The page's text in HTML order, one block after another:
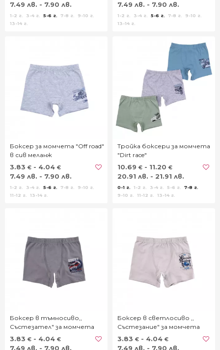
7.49 лв. - 7.90 лв.
1-2 г. 3-4 г. 5-6 г. 7-8 г.
9-10 г.
13-14 г.
7.49 лв. - 7.90 лв.
1-2 г. 3-4 г. 5-6 г. 7-8 г.
9-10 г.
13-14 г.
Боксер за момчета "Off road"
в сив меланж
3.83 € - 4.04 €
7.49 лв. - 7.90 лв.
1-2 г. 3-4 г. 5-6 г. 7-8 г.
9-10 г.
11-12 г.
13-14 г.
Тройка боксери за момчета
"Dirt race"
10.69 € - 11.20 €
20.91 лв. - 21.91 лв.
0-1 г. 1-2 г. 3-4 г. 5-6 г.
7-8 г.
9-10 г.
11-12 г. 13-14 г.
Боксер в тъмносиво,,
Състезател" за момчета
3.83 € - 4.04 €
7.49 лв. - 7.90 лв.
Боксер в светлосиво ,,
Състезание" за момчета
3.83 € - 4.04 €
7.49 лв. - 7.90 лв.